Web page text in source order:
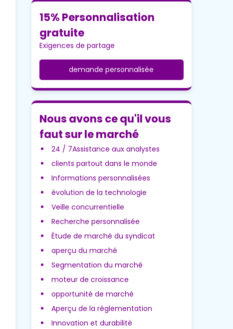
15% Personnalisation
gratuite
Exigences de partage
demande personnalisée
Nous avons ce qu'il vous
faut sur le marché
24 / 7Assistance aux analystes
clients partout dans le monde
Informations personnalisées
évolution de la technologie
Veille concurrentielle
Recherche personnalisée
Étude de marché du syndicat
aperçu du marché
Segmentation du marché
moteur de croissance
opportunité de marché
Aperçu de la réglementation
Innovation et durabilité